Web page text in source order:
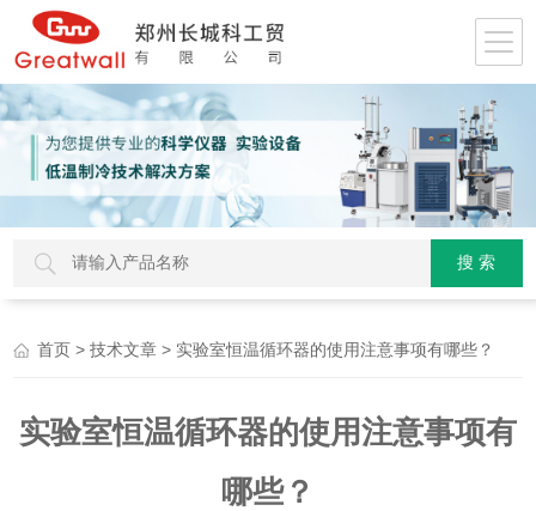
首页 >技术文章 > 实验室恒温循环器的使用注意事项有哪些？
实验室恒温循环器的使用注意事项有
哪些？